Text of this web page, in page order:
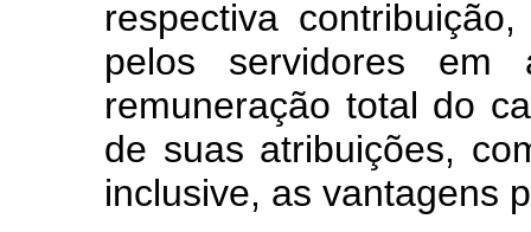
respectiva
pelos servidores em
remuneração total do
de suas atribuições,
inclusive, as vantagens